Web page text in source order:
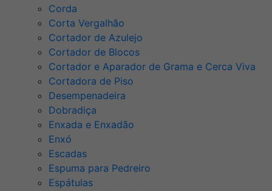
Corda
Corta Vergalhão
Cortador de Azulejo
Cortador de Blocos
Cortador e Aparador de Grama e Cerca Viva
Cortadora de Piso
Desempenadeira
Dobradiça
Enxada e Enxadão
Enxó
Escadas
Espuma para Pedreiro
Espátulas